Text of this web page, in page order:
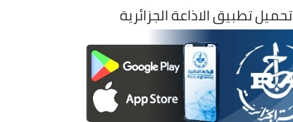
تحميل تطبيق الاذاعة الجزائرية